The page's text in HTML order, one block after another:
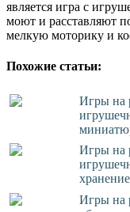
является игра с
моют и расставляют
мелкую моторику и
Похожие статьи:
Игры на
Игры на
Игры на